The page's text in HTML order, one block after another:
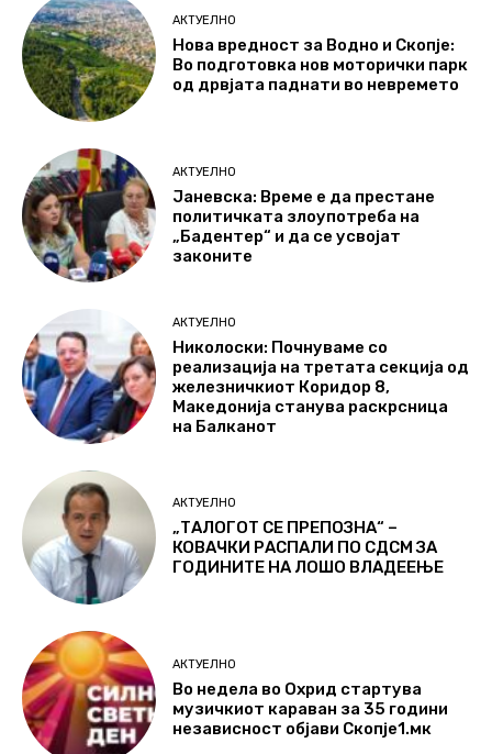
АКТУЕЛНО
Нова вредност за Водно и Скопје:
Во подготовка нов моторички парк
од дрвјата паднати во невремето
АКТУЕЛНО
Јаневска: Време е да престане
политичката злоупотреба на
„Бадентер“ и да се усвојат
законите
АКТУЕЛНО
Николоски: Почнуваме со
реализација на третата секција од
железничкиот Коридор 8,
Македонија станува раскрсница
на Балканот
АКТУЕЛНО
„ТАЛОГОТ СЕ ПРЕПОЗНА“ –
КОВАЧКИ РАСПАЛИ ПО СДСМ ЗА
ГОДИНИТЕ НА ЛОШО ВЛАДЕЕЊЕ
АКТУЕЛНО
Во недела во Охрид стартува
музичкиот караван за 35 години
независност објави Скопје1.мк